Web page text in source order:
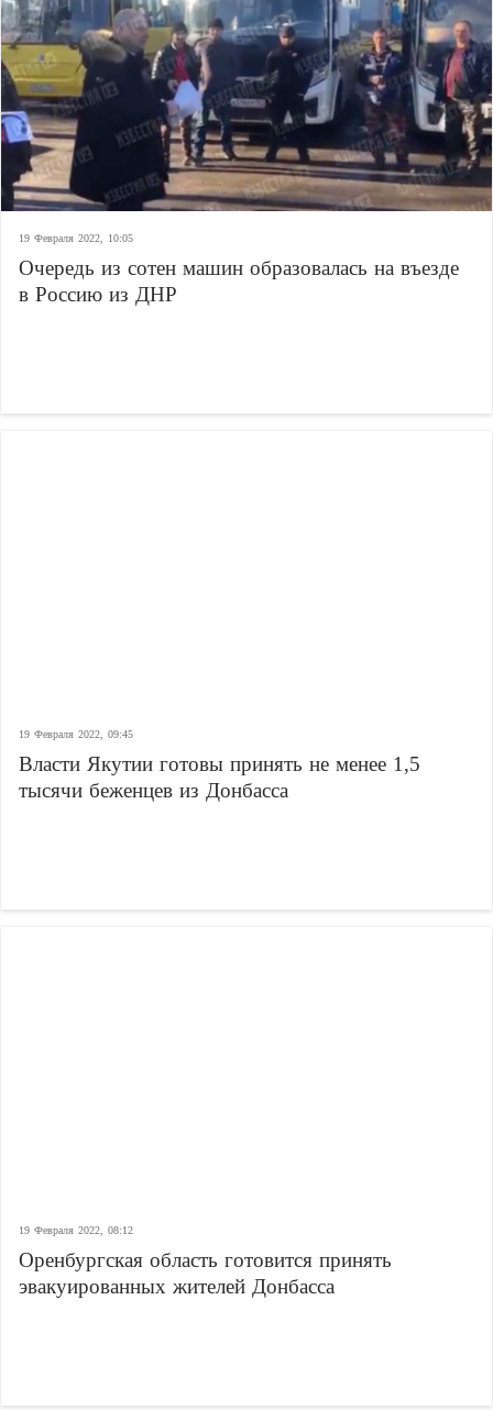
19 Февраля 2022, 10:05
Очередь из сотен машин образовалась на въезде
в Россию из ДНР
19 Февраля 2022, 09:45
Власти Якутии готовы принять не менее 1,5
тысячи беженцев из Донбасса
19 Февраля 2022, 08:12
Оренбургская область готовится принять
эвакуированных жителей Донбасса